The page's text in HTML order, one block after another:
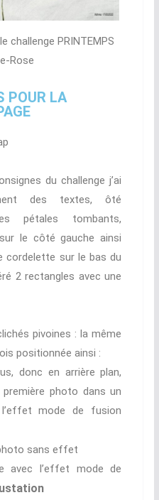
challenge PRINTEMPS
Rose
POUR LA
du challenge j’ai
des textes, ôté
pétales tombants,
le côté gauche ainsi
cordelette sur le bas du
2 rectangles avec une
pivoines : la même
positionnée ainsi :
donc en arrière plan,
première photo dans un
mode de fusion
sans effet
avec l’effet mode de